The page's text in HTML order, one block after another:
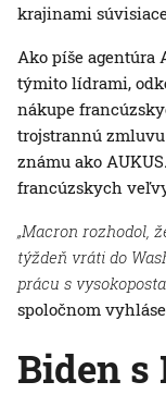
krajinami
Ako píše agentúra
týmito lídrami,
nákupe
trojstrannú zmluvu
známu ako
francúzskych
„Macron rozhodol,
týždeň vráti do
prácu s
spoločnom
Biden s